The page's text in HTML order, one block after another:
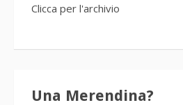
Clicca per l'archivio
Una Merendina?